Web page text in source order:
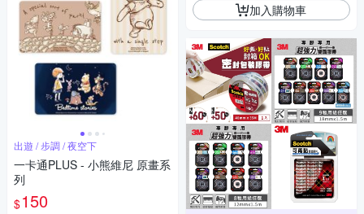
出遊 / 步調 / 夜空下
一卡通PLUS - 小熊維尼 原畫系
列
$150
加入購物車